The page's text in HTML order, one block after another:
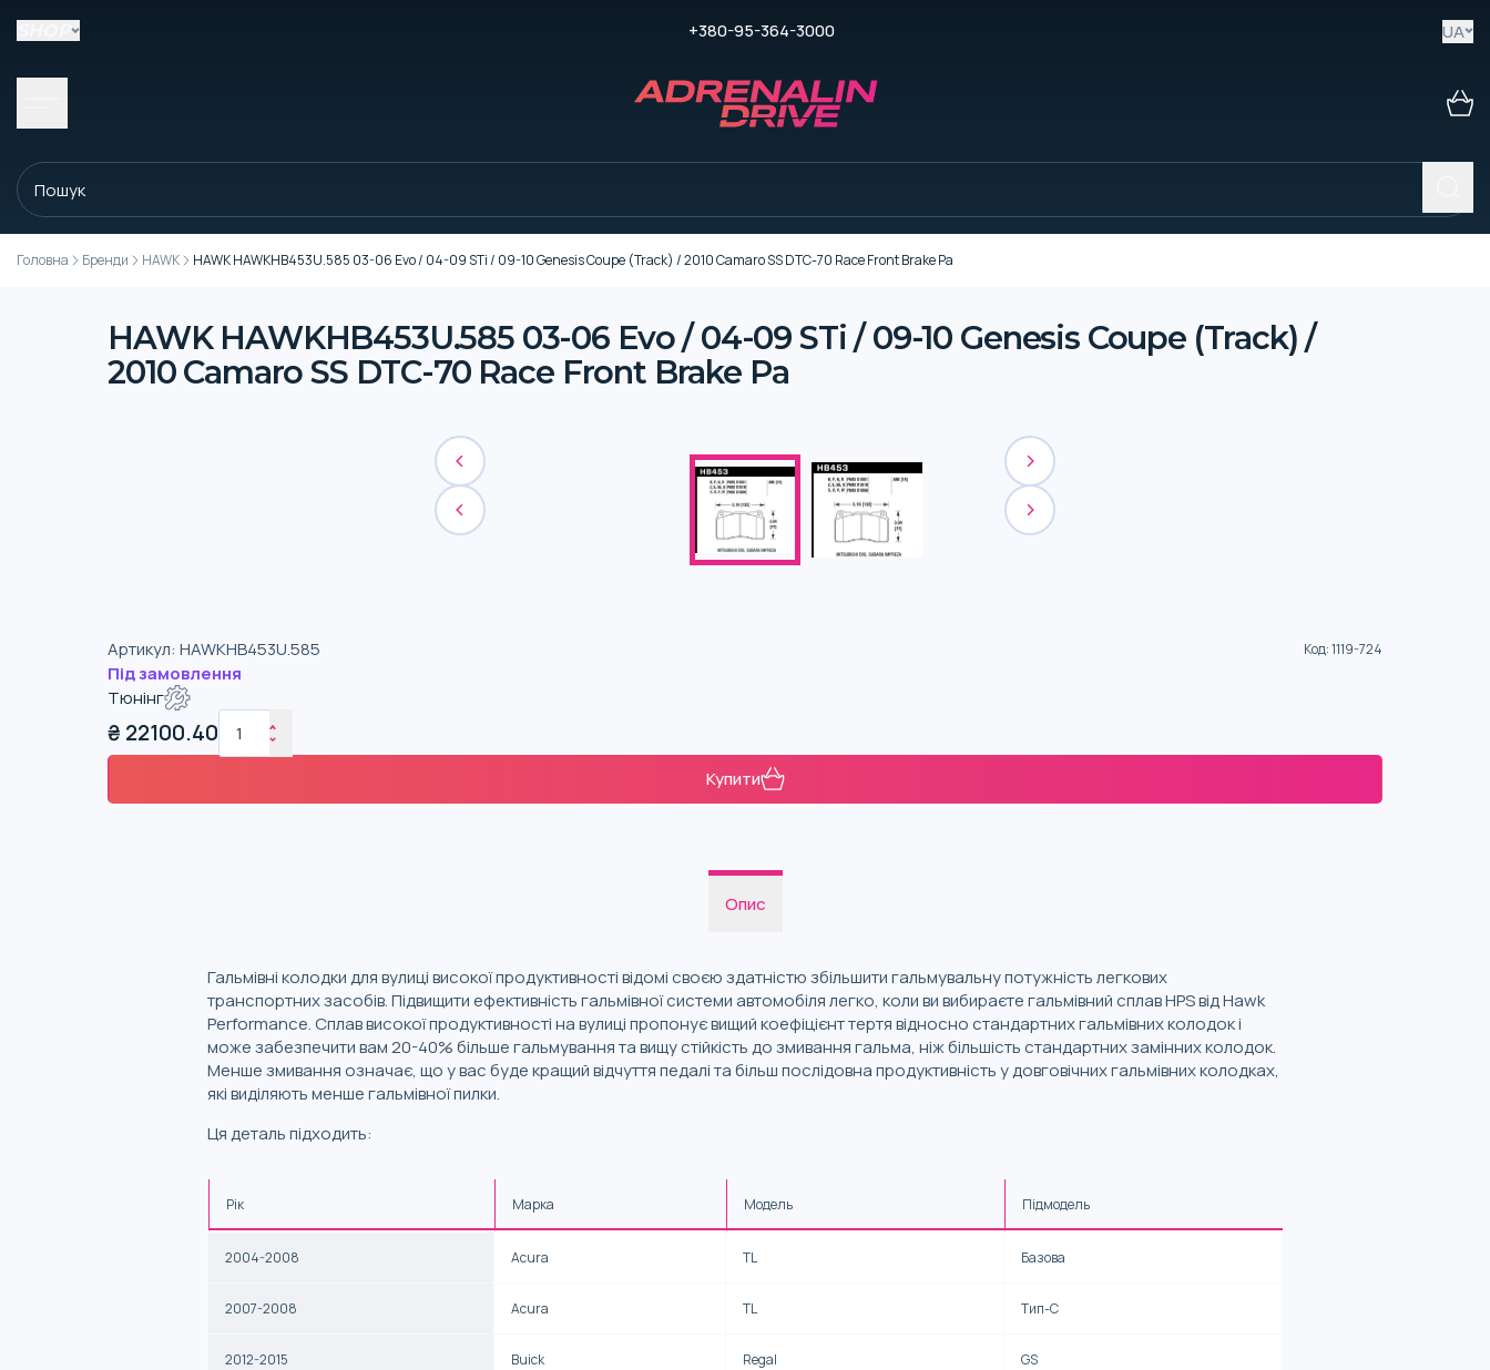
+380-95-364-3000 UA
Головна Бренди HAWK HAWK HAWKHB453U.585 03-06 Evo / 04-09 STi / 09-10 Genesis Coupe (Track) / 2010 Camaro SS DTC-70 Race Front Brake Pa
HAWK HAWKHB453U.585 03-06 Evo / 04-09 STi / 09-10 Genesis Coupe (Track) /
2010 Camaro SS DTC-70 Race Front Brake Pa
Артикул: HAWKHB453U.585 Код:1119-724
Під замовлення
Тюнінг
₴ 22100.40
Купити
Опис
Гальмівні колодки для вулиці високої продуктивності відомі своєю здатністю збільшити гальмувальну потужність легкових
транспортних засобів. Підвищити ефективність гальмівної системи автомобіля легко, коли ви вибираєте гальмівний сплав HPS від Hawk
Performance. Сплав високої продуктивності на вулиці пропонує вищий коефіцієнт тертя відносно стандартних гальмівних колодок і
може забезпечити вам 20-40% більше гальмування та вищу стійкість до змивання гальма, ніж більшість стандартних замінних колодок.
Менше змивання означає, що у вас буде кращий відчуття педалі та більш послідовна продуктивність у довговічних гальмівних колодках,
які виділяють менше гальмівної пилки.
Ця деталь підходить:
Рік Марка Модель Підмодель
2004-2008 Acura TL Базова
2007-2008 Acura TL Тип-С
2012-2015 Buick Regal GS